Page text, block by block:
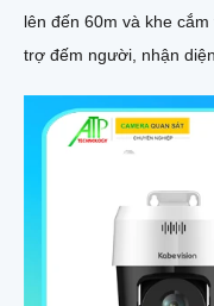
lên đến 60m và khe cắm thẻ
trợ đếm người, nhận
giám sát ngoài trời, hỗ
cho các bãi giữ xe